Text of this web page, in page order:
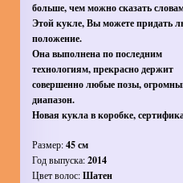
больше, чем можно сказать
Этой кукле, Вы можете придать
положение.
Она выполнена по последним
технологиям, прекрасно держит
совершенно любые позы,
диапазон.
Новая кукла в коробке,
Размер:45 см
Год выпуска:2014
Цвет волос:Шатен